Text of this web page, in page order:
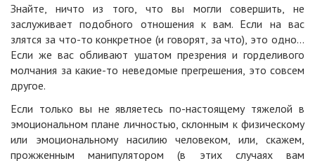
Знайте, ничто из того, что вы могли совершить, не
заслуживает подобного отношения к вам. Если на вас
злятся за что-то конкретное (и говорят, за что), это одно…
Если же вас обливают ушатом презрения и горделивого
молчания за какие-то неведомые прегрешения, это совсем
другое.
Если только вы не являетесь по-настоящему тяжелой в
эмоциональном плане личностью, склонным к физическому
или эмоциональному насилию человеком, или, скажем,
прожженным манипулятором (в этих случаях вам